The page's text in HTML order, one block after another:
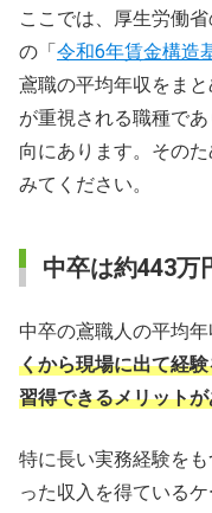
ここでは、厚生労働
の「 令和6年賃金構造
鳶職の平均年収をま
が重視される職種で
向にあります。その
みてください。
中卒は約443万
中卒の鳶職人の平均年
くから現場に出て経
習得できるメリット
特に長い実務経験を
った収入を得ている